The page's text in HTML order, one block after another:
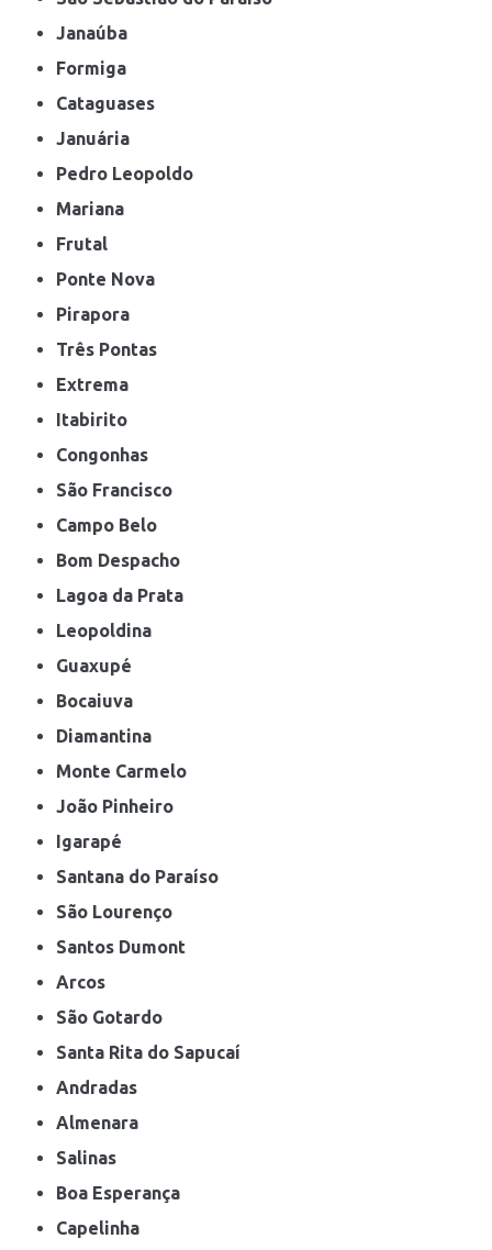
Janaúba
Formiga
Cataguases
Januária
Pedro Leopoldo
Mariana
Frutal
Ponte Nova
Pirapora
Três Pontas
Extrema
Itabirito
Congonhas
São Francisco
Campo Belo
Bom Despacho
Lagoa da Prata
Leopoldina
Guaxupé
Bocaiuva
Diamantina
Monte Carmelo
João Pinheiro
Igarapé
Santana do Paraíso
São Lourenço
Santos Dumont
Arcos
São Gotardo
Santa Rita do Sapucaí
Andradas
Almenara
Salinas
Boa Esperança
Capelinha